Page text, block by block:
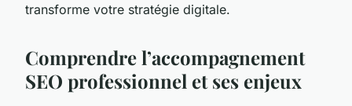
transforme votre stratégie digitale.
Comprendre l’accompagnement
SEO professionnel et ses enjeux